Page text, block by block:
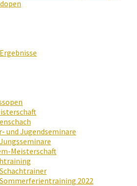
Ergebnisse
und Jugendseminare
Jungsseminare
Meisterschaft
Schachtrainer
Sommerferientraining 2022